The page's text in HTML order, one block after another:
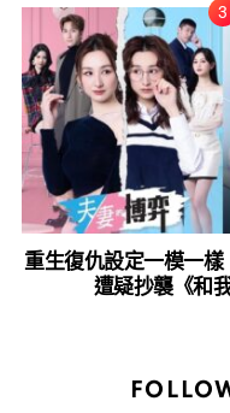
重生復仇設定一模一樣
遭疑抄襲《和